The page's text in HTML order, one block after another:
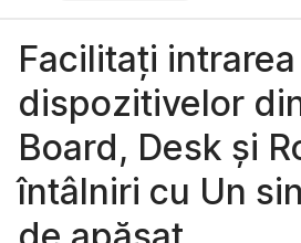
Facilitați intrarea
dispozitivelor
Board, Desk și
întâlniri cu Un